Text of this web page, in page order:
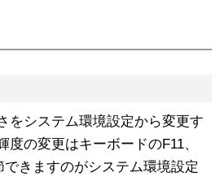
をシステム環境設定から変更す
度の変更はキーボードのF11、
できますのがシステム環境設定